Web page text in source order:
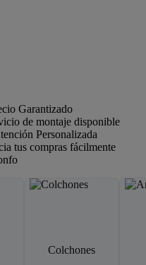
Garantizado
de montaje disponible
Personalizada
tus compras fácilmente
Colchones